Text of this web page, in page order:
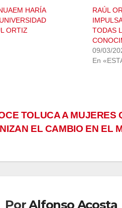
HARÍA
ORTIZ
RAÚL
TODAS
09/03/
En
TOLUCA A MUJERES
EL CAMBIO EN EL
PorAlfonso Acosta